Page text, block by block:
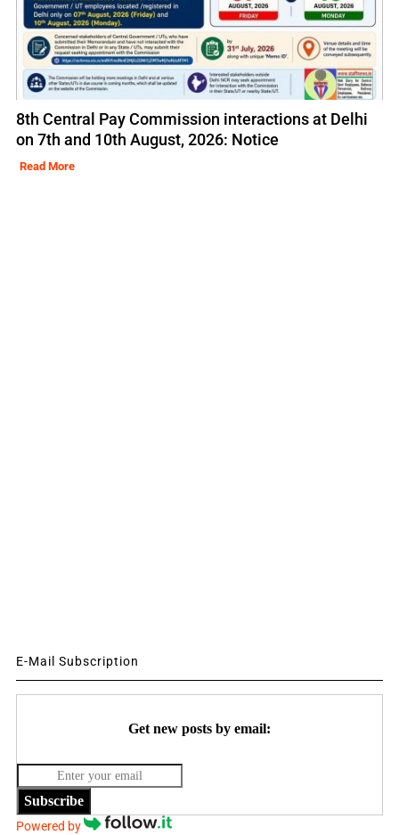
8th Central Pay Commission interactions at Delhi
on 7th and 10th August, 2026: Notice
Read More
E-Mail Subscription
Get new posts by email:
Subscribe
Powered by